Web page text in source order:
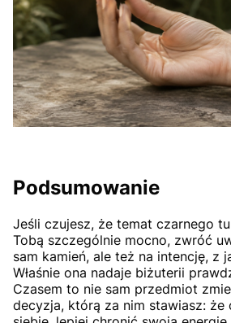
Podsumowanie
Jeśli czujesz, że temat czarnego
Tobą szczególnie mocno, zwróć
sam kamień, ale też na intencję, z
Właśnie ona nadaje biżuterii
Czasem to nie sam przedmiot
decyzja, którą za nim stawiasz: że